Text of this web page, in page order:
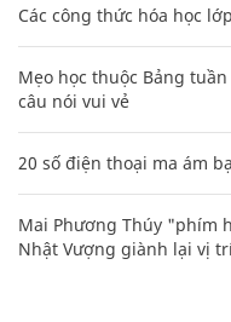
Các công thức hóa học
Mẹo học thuộc Bảng
câu nói vui vẻ
20 số điện thoại ma ám
Mai Phương Thúy "phím
Nhật Vượng giành lại vị